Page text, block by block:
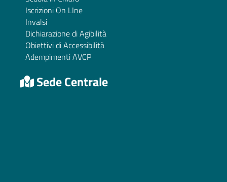
Iscrizioni On LIne
Invalsi
Dichiarazione di Agibilità
Obiettivi di Accessibilità
Adempimenti AVCP
Sede Centrale